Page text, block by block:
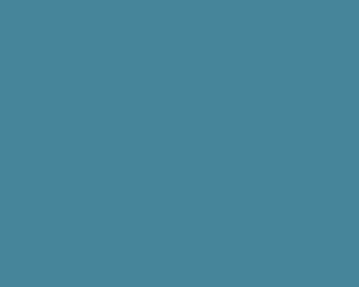
Ses ressources proviennent des
dotation initiale de trois milliards
environ 20 millions d’euros à
France par la Fondation
Fondation de l’Industrie
Construction Navale). Des